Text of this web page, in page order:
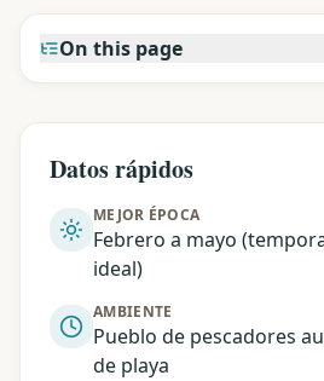
On this page
Datos rápidos
MEJOR ÉPOCA
Febrero a mayo
ideal)
AMBIENTE
Pueblo de pescadores
de playa